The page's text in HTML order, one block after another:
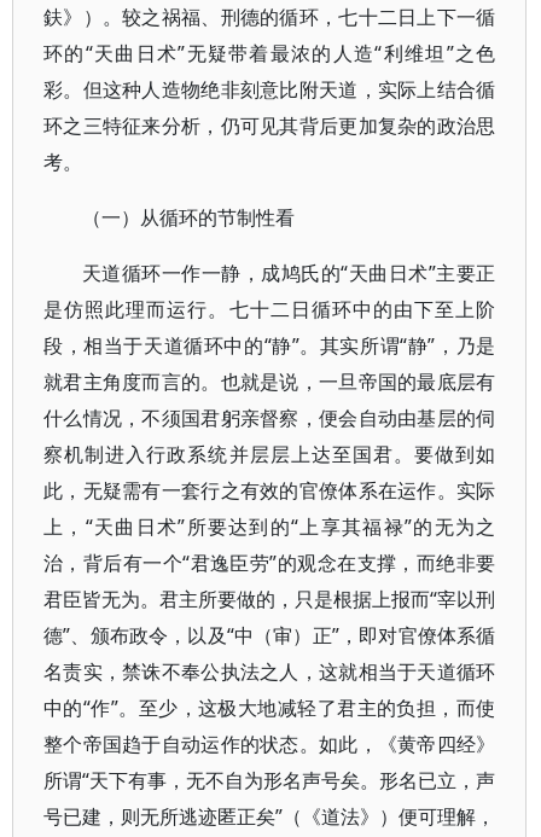
鈇》）。较之祸福、刑德的循环，七十二日上下一循
环的“天曲日术”无疑带着最浓的人造“利维坦”之色
彩。但这种人造物绝非刻意比附天道，实际上结合循
环之三特征来分析，仍可见其背后更加复杂的政治思
考。
（一）从循环的节制性看
天道循环一作一静，成鸠氏的“天曲日术”主要正
是仿照此理而运行。七十二日循环中的由下至上阶
段，相当于天道循环中的“静”。其实所谓“静”，乃是
就君主角度而言的。也就是说，一旦帝国的最底层有
什么情况，不须国君躬亲督察，便会自动由基层的伺
察机制进入行政系统并层层上达至国君。要做到如
此，无疑需有一套行之有效的官僚体系在运作。实际
上，“天曲日术”所要达到的“上享其福禄”的无为之
治，背后有一个“君逸臣劳”的观念在支撑，而绝非要
君臣皆无为。君主所要做的，只是根据上报而“宰以刑
德”、颁布政令，以及“中（审）正”，即对官僚体系循
名责实，禁诛不奉公执法之人，这就相当于天道循环
中的“作”。至少，这极大地减轻了君主的负担，而使
整个帝国趋于自动运作的状态。如此，《黄帝四经》
所谓“天下有事，无不自为形名声号矣。形名已立，声
号已建，则无所逃迹匿正矣”（《道法》）便可理解，